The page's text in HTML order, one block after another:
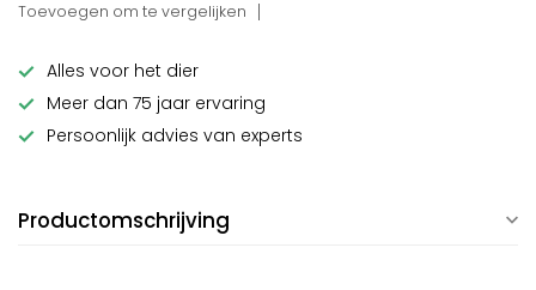
Toevoegen om te vergelijken
Alles voor het dier
Meer dan 75 jaar ervaring
Persoonlijk advies van experts
Productomschrijving